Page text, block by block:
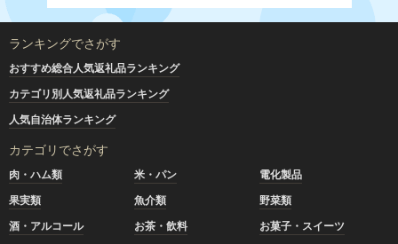
ランキングでさがす
おすすめ総合人気返礼品ランキング
カテゴリ別人気返礼品ランキング
人気自治体ランキング
カテゴリでさがす
肉・ハム類 米・パン
電化製品
果実類
魚介類
野菜類
酒・アルコール
お茶・飲料
お菓子・スイーツ